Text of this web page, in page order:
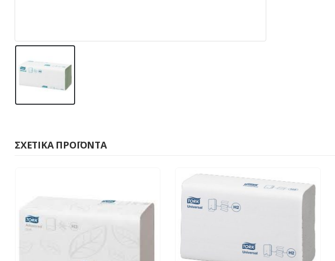
ΣΧΕΤΙΚΆ ΠΡΟΪΌΝΤΑ